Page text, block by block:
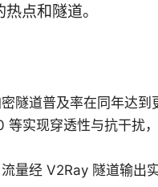
点和隧道。
隧道普及率在同年达到
实现穿透性与抗干扰
量经 V2Ray 隧道输出实